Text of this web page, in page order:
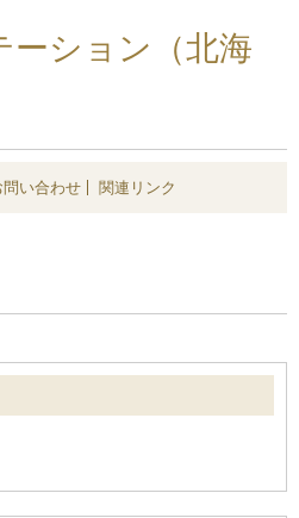
ーション（北海
い合わせ 関連リンク